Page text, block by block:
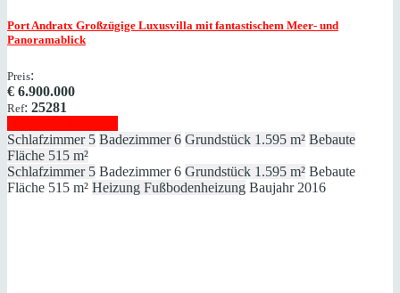
Port Andratx Großzügige Luxusvilla mit fantastischem Meer- und
Panoramablick
Preis:
€ 6.900.000
Ref: 25281
Schlafzimmer 5 Badezimmer 6 Grundstück 1.595 m² Bebaute
Fläche 515 m²
Schlafzimmer 5 Badezimmer 6 Grundstück 1.595 m² Bebaute
Fläche 515 m² Heizung Fußbodenheizung Baujahr 2016